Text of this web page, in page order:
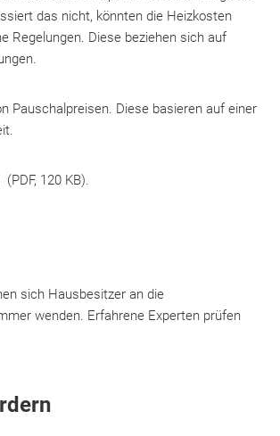
das nicht, könnten die Heizkosten
Regelungen. Diese beziehen sich auf
Pauschalpreisen. Diese basieren auf einer
120 KB).
sich Hausbesitzer an die
wenden. Erfahrene Experten prüfen